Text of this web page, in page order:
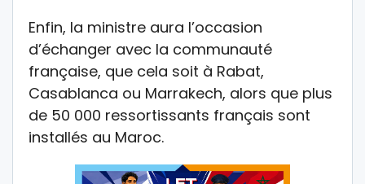
Enfin, la ministre aura l’occasion
d’échanger avec la communauté
française, que cela soit à Rabat,
Casablanca ou Marrakech, alors que plus
de 50 000 ressortissants français sont
installés au Maroc.